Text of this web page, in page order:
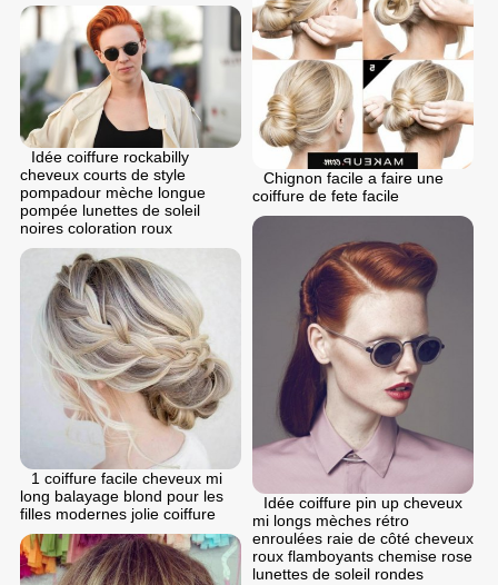
Chignon facile a faire une
coiffure de fete facile
Idée coiffure rockabilly
cheveux courts de style
pompadour mèche longue
pompée lunettes de soleil
noires coloration roux
Idée coiffure pin up cheveux
mi longs mèches rétro
enroulées raie de côté cheveux
roux flamboyants chemise rose
lunettes de soleil rondes
1 coiffure facile cheveux mi
long balayage blond pour les
filles modernes jolie coiffure